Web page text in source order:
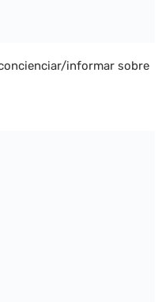
informar sobre